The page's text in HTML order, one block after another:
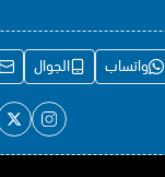
واتساب الجوال